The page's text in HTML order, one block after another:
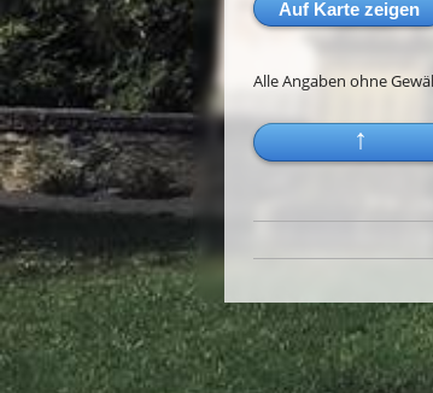
Auf Karte zeigen
Alle Angaben ohne
↑